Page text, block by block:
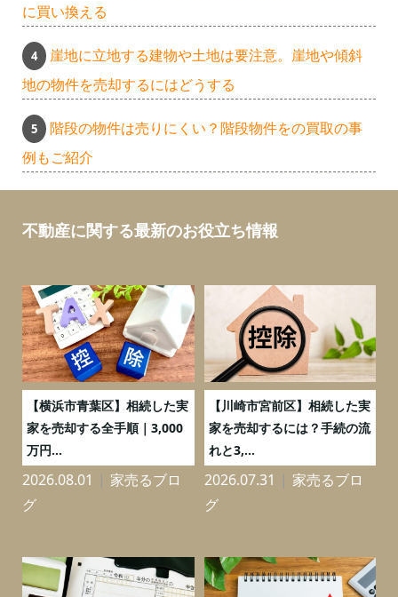
に買い換える
崖地に立地する建物や土地は要注意。崖地や傾斜
地の物件を売却するにはどうする
階段の物件は売りにくい？階段物件をの買取の事
例もご紹介
不動産に関する最新のお役立ち情報
【横浜市青葉区】相続した実
家を売却する全手順｜3,000
万円...
2026.08.01
家売るブロ
グ
【川崎市宮前区】相続した実
家を売却するには？手続の流
れと3,...
2026.07.31
家売るブロ
グ